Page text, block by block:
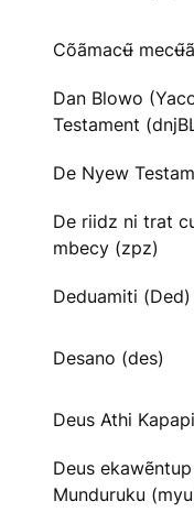
Cõãmacʉ̃
Dan Blowo
Testament
De Nyew
De riidz ni trat
mbecy (zpz)
Deduamiti (Ded)
Desano (des)
Deus Athi
Deus
Munduruku